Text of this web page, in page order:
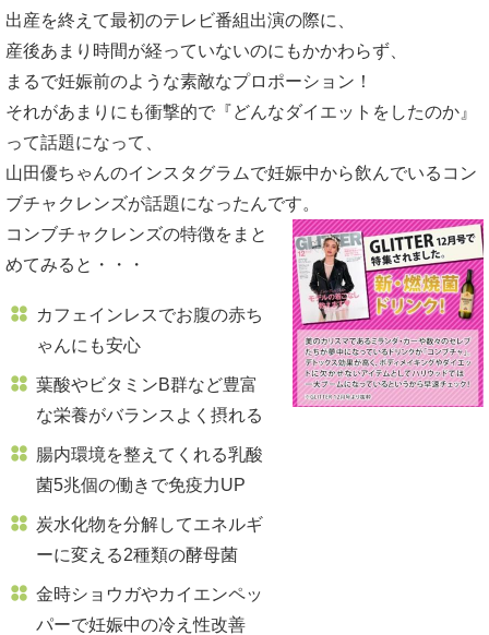
出産を終えて最初のテレビ番組出演の際に、
産後あまり時間が経っていないのにもかかわらず、
まるで妊娠前のような素敵なプロポーション！
それがあまりにも衝撃的で『どんなダイエットをしたのか』
って話題になって、
山田優ちゃんのインスタグラムで妊娠中から飲んでいるコン
ブチャクレンズが話題になったんです。
コンブチャクレンズの特徴をまと
めてみると・・・
カフェインレスでお腹の赤ち
ゃんにも安心
葉酸やビタミンB群など豊富
な栄養がバランスよく摂れる
腸内環境を整えてくれる乳酸
菌5兆個の働きで免疫力UP
炭水化物を分解してエネルギ
ーに変える2種類の酵母菌
金時ショウガやカイエンペッ
パーで妊娠中の冷え性改善